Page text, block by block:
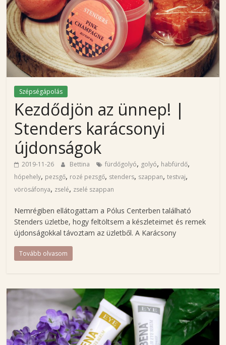
i
n
a
s
b
o
g
n
e
Szépségápolás
Kezdődjön az ünnep! |
Stenders karácsonyi
újdonságok
2019-11-26 Bettina fürdőgolyó, golyó, habfürdő,
hópehely, pezsgő, rozé pezsgő, stenders, szappan,testvaj,
vörösáfonya, zselé, zselé szappan
Nemrégiben ellátogattam a Pólus Centerben található
Stenders üzletbe, hogy feltöltsem a készleteimet és remek
újdonságokkal távoztam az üzletből. A Karácsony
Tovább olvasom